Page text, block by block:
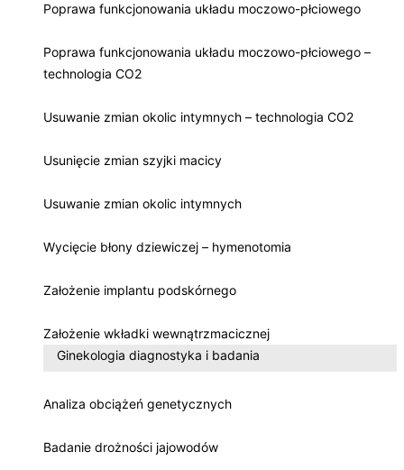
Poprawa funkcjonowania układu moczowo-płciowego
Poprawa funkcjonowania układu moczowo-płciowego –
technologia CO2
Usuwanie zmian okolic intymnych – technologia CO2
Usunięcie zmian szyjki macicy
Usuwanie zmian okolic intymnych
Wycięcie błony dziewiczej – hymenotomia
Założenie implantu podskórnego
Założenie wkładki wewnątrzmacicznej
Ginekologia diagnostyka i badania
Analiza obciążeń genetycznych
Badanie drożności jajowodów